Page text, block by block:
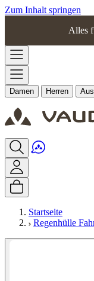
Zum Inhalt springen
Alles
Damen Herren
Startseite
Regenhülle